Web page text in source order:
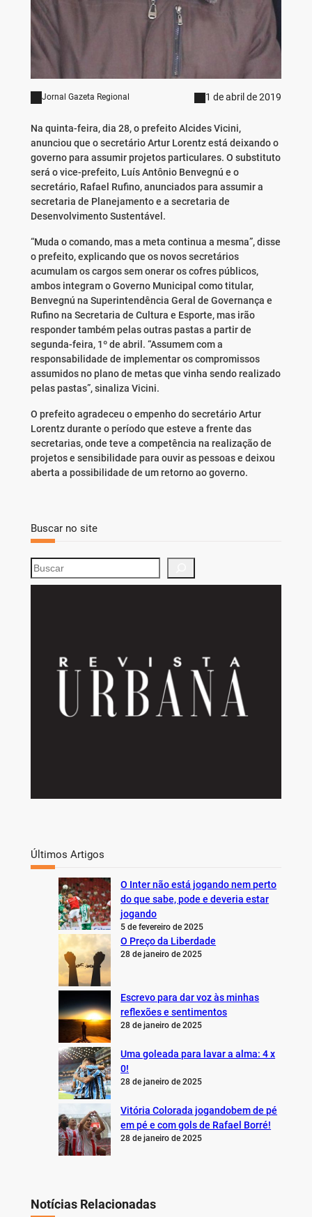
Jornal Gazeta Regional 1 de abril de 2019
Na quinta-feira, dia 28, o prefeito Alcides Vicini,
anunciou que o secretário Artur Lorentz está deixando o
governo para assumir projetos particulares. O substituto
será o vice-prefeito, Luís Antônio Benvegnú e o
secretário, Rafael Rufino, anunciados para assumir a
secretaria de Planejamento e a secretaria de
Desenvolvimento Sustentável.
“Muda o comando, mas a meta continua a mesma”, disse
o prefeito, explicando que os novos secretários
acumulam os cargos sem onerar os cofres públicos,
ambos integram o Governo Municipal como titular,
Benvegnú na Superintendência Geral de Governança e
Rufino na Secretaria de Cultura e Esporte, mas irão
responder também pelas outras pastas a partir de
segunda-feira, 1º de abril. “Assumem com a
responsabilidade de implementar os compromissos
assumidos no plano de metas que vinha sendo realizado
pelas pastas”, sinaliza Vicini.
O prefeito agradeceu o empenho do secretário Artur
Lorentz durante o período que esteve a frente das
secretarias, onde teve a competência na realização de
projetos e sensibilidade para ouvir as pessoas e deixou
aberta a possibilidade de um retorno ao governo.
Buscar no site
S
e
Últimos Artigos
O Inter não está jogando nem perto
do que sabe, pode e deveria estar
jogando
5 de fevereiro de 2025
O Preço da Liberdade
28 de janeiro de 2025
Escrevo para dar voz às minhas
reflexões e sentimentos
28 de janeiro de 2025
Uma goleada para lavar a alma: 4 x
0!
28 de janeiro de 2025
Vitória Colorada jogandobem de pé
em pé e com gols de Rafael Borré!
28 de janeiro de 2025
Notícias Relacionadas